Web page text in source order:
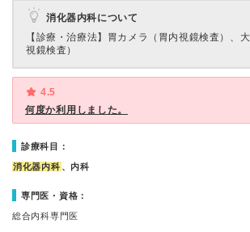
消化器内科について
【診療・治療法】 胃カメラ（胃内視鏡検査）、
視鏡検査）
4.5
何度か利用しました。
診療科目：
消化器内科 、内科
専門医・資格：
総合内科専門医